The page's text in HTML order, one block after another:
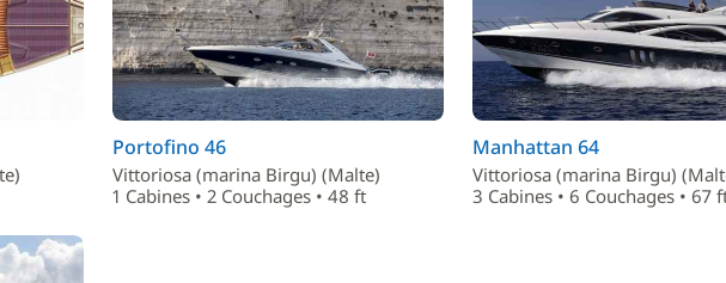
Portofino 46
Vittoriosa (marina Birgu) (Malte)
1 Cabines • 2 Couchages • 48 ft
Manhattan 64
Vittoriosa (marina Birgu)
3 Cabines • 6 Couchages • 67